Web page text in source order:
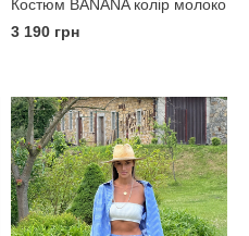
Костюм BANANA колір молоко
3 190 грн